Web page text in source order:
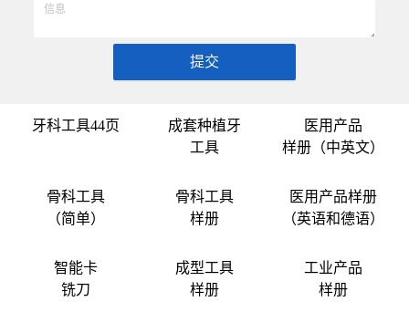
提交
牙科工具44页
成套种植牙
工具
医用产品
样册（中英文）
骨科工具
（简单）
骨科工具
样册
医用产品样册
（英语和德语）
智能卡
铣刀
成型工具
样册
工业产品
样册